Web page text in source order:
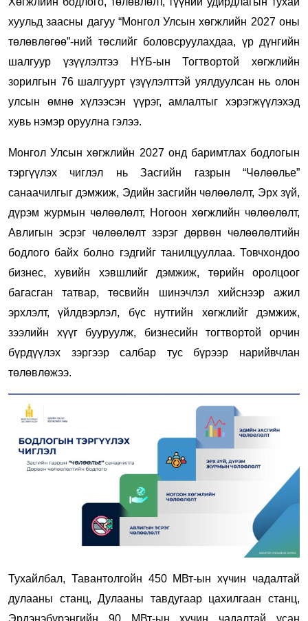
хуульд заасны дагуу “Монгол Улсын хөгжлийн 2027 оны
төлөвлөгөө”-ний төслийг боловсруулахдаа, үр дүнгийн
шалгуур үзүүлэлтээ НҮБ-ын Тогтвортой хөгжлийн
зорилгын 76 шалгуурт үзүүлэлттэй уялдуулсан нь олон
улсын өмнө хүлээсэн үүрэг, амлалтыг хэрэгжүүлэхэд
хувь нэмэр оруулна гэлээ.
Монгол Улсын хөгжлийн 2027 онд баримтлах бодлогын
тэргүүлэх чиглэл нь Засгийн газрын “Чөлөөлье”
санаачилгыг дэмжиж, Эдийн засгийн чөлөөлөлт, Эрх зүй,
дүрэм журмын чөлөөлөлт, Ногоон хөгжлийн чөлөөлөлт,
Авлигын эсрэг чөлөөлөлт зэрэг дөрвөн чөлөөлөлтийн
бодлого байх болно гэдгийг танилцууллаа. Товчхондоо
бизнес, хувийн хэвшлийг дэмжиж, төрийн оролцоог
багасган татвар, төсвийн шинэчлэл хийснээр ажил
эрхлэлт, үйлдвэрлэл, бүс нутгийн хөгжлийг дэмжиж,
зээлийн хүүг бууруулж, бизнесийн тогтвортой орчин
бүрдүүлэх зэргээр салбар тус бүрээр нарийвчлан
төлөвлөжээ.
Тухайлбал, Тавантолгойн 450 МВт-ын хүчин чадалтай
дулааны станц, Дулааны тавдугаар цахилгаан станц,